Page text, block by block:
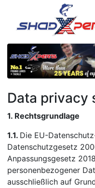
Data privacy
1. Rechtsgrundlage
1.1. Die EU-
Datenschutzgesetz
Anpassungsgesetz
personenbezogener
ausschließlich auf